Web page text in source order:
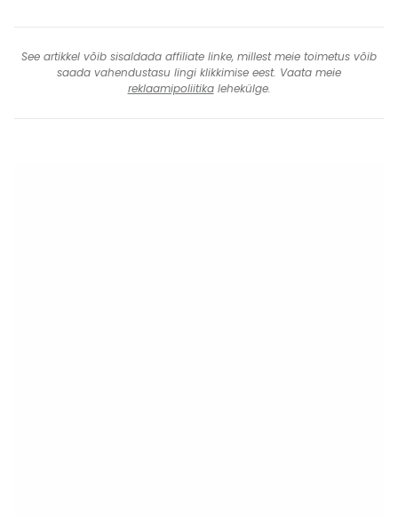
See artikkel võib sisaldada affiliate linke, millest meie toimetus võib
saada vahendustasu lingi klikkimise eest. Vaata meie
reklaamipoliitikalehekülge.